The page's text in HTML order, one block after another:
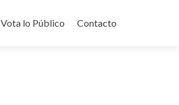
Vota lo Público Contacto